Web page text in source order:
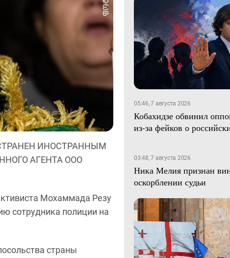
ИНОСТРАННЫМ
АГЕНТА ООО
Мохаммада Резу
сотрудника полиции на
страны
05:46, 7 августа 2026
Кобахидзе обвинил
из-за фейков о
03:48, 7 августа 2026
Ника Мелия признан
оскорблении судьи